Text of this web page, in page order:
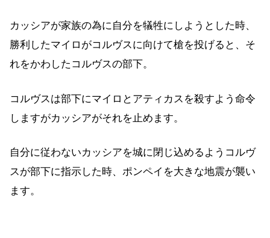
カッシアが家族の為に自分を犠牲にしようとした時、
勝利したマイロがコルヴスに向けて槍を投げると、そ
れをかわしたコルヴスの部下。
コルヴスは部下にマイロとアティカスを殺すよう命令
しますがカッシアがそれを止めます。
自分に従わないカッシアを城に閉じ込めるようコルヴ
スが部下に指示した時、ポンペイを大きな地震が襲い
ます。